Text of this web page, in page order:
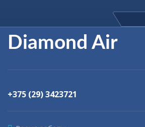
Diamond Air
+375 (29) 3423721